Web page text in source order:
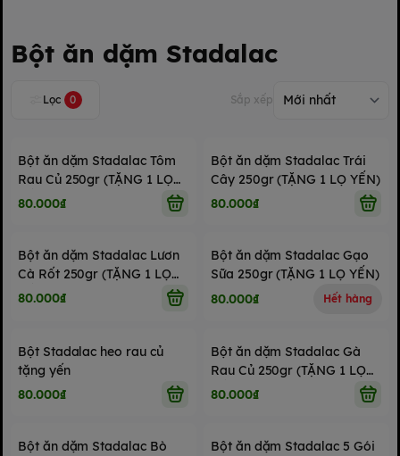
Bột ăn dặm Stadalac
Lọc 0 Sắp xếp
Bột ăn dặm Stadalac Tôm
Rau Củ 250gr (TẶNG 1 LỌ
YẾN)
80.000₫
Bột ăn dặm Stadalac Trái
Cây 250gr (TẶNG 1 LỌ YẾN)
80.000₫
Bột ăn dặm Stadalac Lươn
Cà Rốt 250gr (TẶNG 1 LỌ
YẾN)
80.000₫
Bột ăn dặm Stadalac Gạo
Sữa 250gr (TẶNG 1 LỌ YẾN)
80.000₫
Hết hàng
Bột Stadalac heo rau củ
tặng yến
80.000₫
Bột ăn dặm Stadalac Gà
Rau Củ 250gr (TẶNG 1 LỌ
YẾN)
80.000₫
Bột ăn dặm Stadalac Bò
Bột ăn dặm Stadalac 5 Gói